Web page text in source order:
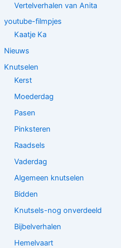
Vertelverhalen van Anita
youtube-filmpjes
Kaatje Ka
Nieuws
Knutselen
Kerst
Moederdag
Pasen
Pinksteren
Raadsels
Vaderdag
Algemeen knutselen
Bidden
Knutsels-nog onverdeeld
Bijbelverhalen
Hemelvaart